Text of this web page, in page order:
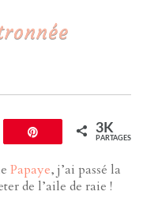
Enregistrer3K
PARTAGES
Papaye, j’ai passé la
de l’aile de raie !